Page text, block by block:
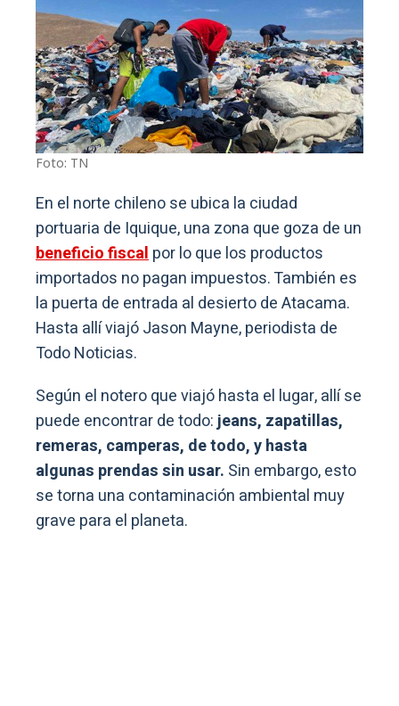
Foto: TN
En el norte chileno se ubica la ciudad
portuaria de Iquique, una zona que goza de un
beneficio fiscalpor lo que los productos
importados no pagan impuestos. También es
la puerta de entrada al desierto de Atacama.
Hasta allí viajó Jason Mayne, periodista de
Todo Noticias.
Según el notero que viajó hasta el lugar, allí se
puede encontrar de todo:jeans, zapatillas,
remeras, camperas, de todo, y hasta
algunas prendas sin usar. Sin embargo, esto
se torna una contaminación ambiental muy
grave para el planeta.